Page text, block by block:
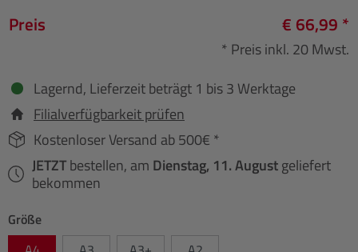
Preis € 66,99 *
* Preis inkl. 20 Mwst.
Lagernd, Lieferzeit beträgt 1 bis 3 Werktage
Filialverfügbarkeit prüfen
Kostenloser Versand ab 500€ *
JETZTbestellen, am Dienstag, 11. Augustgeliefert
bekommen
Größe